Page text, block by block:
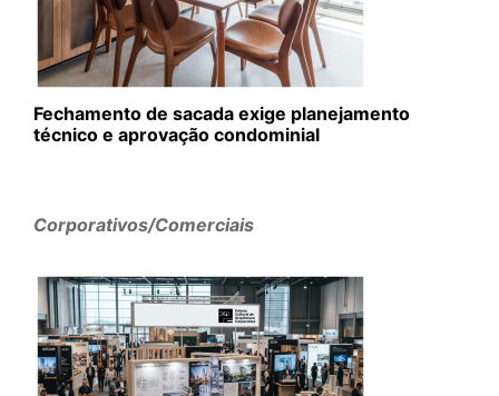
Fechamento de sacada exige planejamento
técnico e aprovação condominial
Corporativos/Comerciais